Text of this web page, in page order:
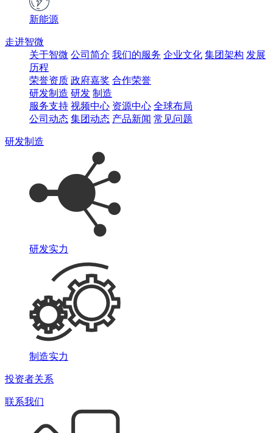
新能源
走进智微
关于智微 公司简介 我们的服务 企业文化 集团架构 发展
历程
荣誉资质 政府嘉奖 合作荣誉
研发制造 研发 制造
服务支持 视频中心 资源中心 全球布局
公司动态 集团动态 产品新闻 常见问题
研发制造
研发实力
制造实力
投资者关系
联系我们